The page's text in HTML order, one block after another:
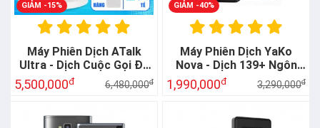
GIẢM -15%
Máy Phiên Dịch ATalk
Ultra - Dịch Cuộc Gọi Đa
Quốc Gia - Dịch Không
Cần Chạm
5,500,000đ 6,480,000đ
GIẢM -40%
Máy Phiên Dịch YaKo
Nova - Dịch 139+ Ngôn
Ngữ Không Cần Mạng
1,990,000đ 3,290,000đ